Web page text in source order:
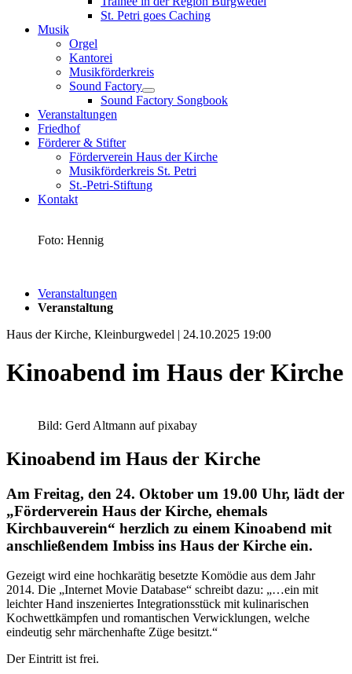
St. Petri goes Caching
Musik
Orgel
Kantorei
Musikförderkreis
Sound Factory
Sound Factory Songbook
Veranstaltungen
Friedhof
Förderer & Stifter
Förderverein Haus der Kirche
Musikförderkreis St. Petri
St.-Petri-Stiftung
Kontakt
Foto: Hennig
Veranstaltungen
Veranstaltung
Haus der Kirche, Kleinburgwedel | 24.10.2025 19:00
Kinoabend im Haus der Kirche
Bild: Gerd Altmann auf pixabay
Kinoabend im Haus der Kirche
Am Freitag, den 24. Oktober um 19.00 Uhr, lädt der
„Förderverein Haus der Kirche, ehemals
Kirchbauverein“ herzlich zu einem Kinoabend mit
anschließendem Imbiss ins Haus der Kirche ein.
Gezeigt wird eine hochkarätig besetzte Komödie aus dem Jahr
2014. Die „Internet Movie Database“ schreibt dazu: „…ein mit
leichter Hand inszeniertes Integrationsstück mit kulinarischen
Kochwettkämpfen und romantischen Verwicklungen, welche
eindeutig sehr märchenhafte Züge besitzt.“
Der Eintritt ist frei.